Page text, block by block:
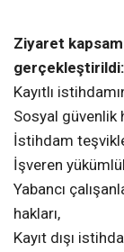
Ziyaret
gerçekleştirildi:
Kayıtlı
Sosyal güvenlik
İstihdam
İşveren
Yabancı
hakları,
Kayıt dışı